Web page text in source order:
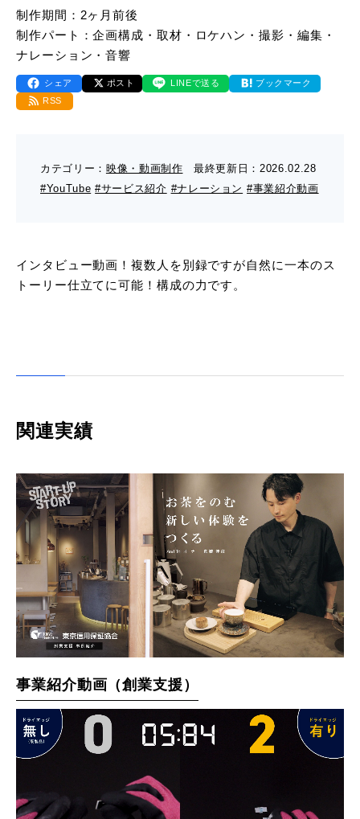
- オンデマンド印刷
- 高精細印刷
- アクセス
- CSR活動
- 映像・動画制作
- ぎぞらーず
- 販促グッズ
- 高精細印刷
- お問い合わせ
- 工場見学のお問い合わせ
- 資料ダウンロードTOP
採用情報
お知らせ
ブログ（印刷マニアック）
蔦重プロジェクト
サイトマップ
制作期間：2ヶ月前後
制作パート：企画構成・取材・ロケハン・撮影・編集・
ナレーション・音響
シェア ポスト LINEで送る
ブックマーク
RSS
カテゴリー： 映像・動画制作 最終更新日： 2026.02.28
#YouTube #サービス紹介 #ナレーション #事業紹介動画
インタビュー動画！複数人を別録ですが自然に一本のス
トーリー仕立てに可能！構成の力です。
関連実績
事業紹介動画（創業支援）